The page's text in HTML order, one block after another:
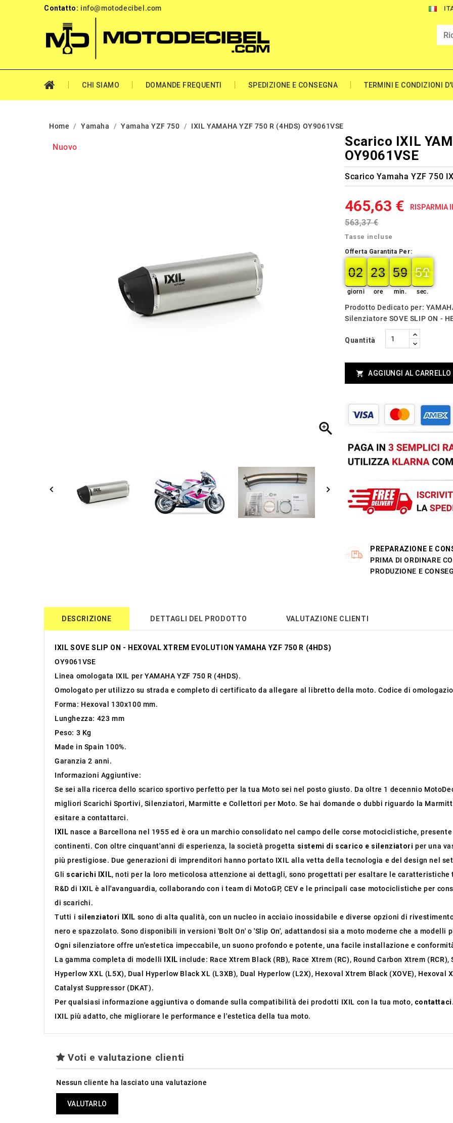
Contatto: info@motodecibel.com
CHI SIAMO DOMANDE FREQUENTI SPEDIZIONE E CONSEGNA TERMINI E CONDIZIONI
Home Yamaha Yamaha YZF 750 IXIL YAMAHA YZF 750 R (4HDS) OY9061VSE
Nuovo

Scarico IXIL
OY9061VSE
Scarico Yamaha YZF 750
465,63 € RISPARMIA
563,37 €
Tasse incluse
Offerta Garantita Per:
02
02
00
giorni
23
23
00
ore
59
59
00
min.
49
49
50
sec.
Prodotto Dedicato per:
Silenziatore SOVE SLIP ON -
Quantità
 AGGIUNGI AL CARRELLO
PREPARAZIONE E
PRIMA DI ORDINARE
PRODUZIONE E
DESCRIZIONE DETTAGLI DEL PRODOTTO VALUTAZIONE CLIENTI
IXIL SOVE SLIP ON - HEXOVAL XTREM EVOLUTION YAMAHA YZF 750 R (4HDS)
OY9061VSE
Linea omologata IXIL per YAMAHA YZF 750 R (4HDS).
Omologato per utilizzo su strada e completo di certificato da allegare al libretto della moto. Codice di
Forma: Hexoval 130x100 mm.
Lunghezza: 423 mm
Peso: 3 Kg
Made in Spain 100%.
Garanzia 2 anni.
Informazioni Aggiuntive:
Se sei alla ricerca dello scarico sportivo perfetto per la tua Moto sei nel posto giusto. Da oltre 1 decennio
migliori Scarichi Sportivi, Silenziatori, Marmitte e Collettori per Moto. Se hai domande o dubbi riguardo la
esitare a contattarci.
IXIL nasce a Barcellona nel 1955 ed è ora un marchio consolidato nel campo delle corse motociclistiche,
continenti. Con oltre cinquant'anni di esperienza, la società progetta sistemi di scarico e silenziatori per una
più prestigiose. Due generazioni di imprenditori hanno portato IXIL alla vetta della tecnologia e del design nel
Gli scarichi IXIL, noti per la loro meticolosa attenzione ai dettagli, sono progettati per esaltare le
R&D di IXIL è all'avanguardia, collaborando con i team di MotoGP, CEV e le principali case motociclistiche per
di scarichi.
Tutti i silenziatori IXIL sono di alta qualità, con un nucleo in acciaio inossidabile e diverse opzioni di
nero e spazzolato. Sono disponibili in versioni 'Bolt On' o 'Slip On', adattandosi sia a moto moderne che a
Ogni silenziatore offre un'estetica impeccabile, un suono profondo e potente, una facile installazione e
La gamma completa di modelli
IXIL include: Race Xtrem Black (RB), Race Xtrem (RC), Round Carbon Xtrem
Hyperlow XXL (L5X), Dual Hyperlow Black XL (L3XB), Dual Hyperlow (L2X), Hexoval Xtrem Black (XOVE), Hexoval
Catalyst Suppressor (DKAT).
Per qualsiasi informazione aggiuntiva o domande sulla compatibilità dei prodotti IXIL con la tua moto, contattaci
IXIL più adatto, che migliorare le performance e l'estetica della tua moto.
Voti e valutazione clienti
Nessun cliente ha lasciato una valutazione
VALUTARLO